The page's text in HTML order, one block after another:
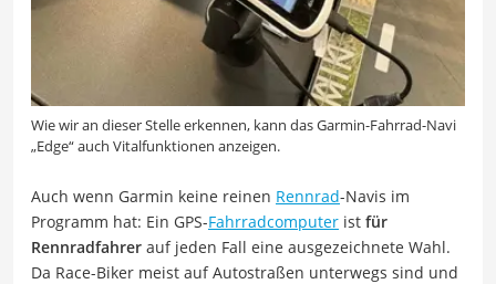
Wie wir an dieser Stelle erkennen, kann das Garmin-Fahrrad-Navi
„Edge“ auch Vitalfunktionen anzeigen.
Auch wenn Garmin keine reinen Rennrad-Navis im
Programm hat: Ein GPS-Fahrradcomputer ist für
Rennradfahrer auf jeden Fall eine ausgezeichnete Wahl.
Da Race-Biker meist auf Autostraßen unterwegs sind und